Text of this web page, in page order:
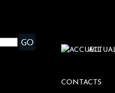
CONTACTS